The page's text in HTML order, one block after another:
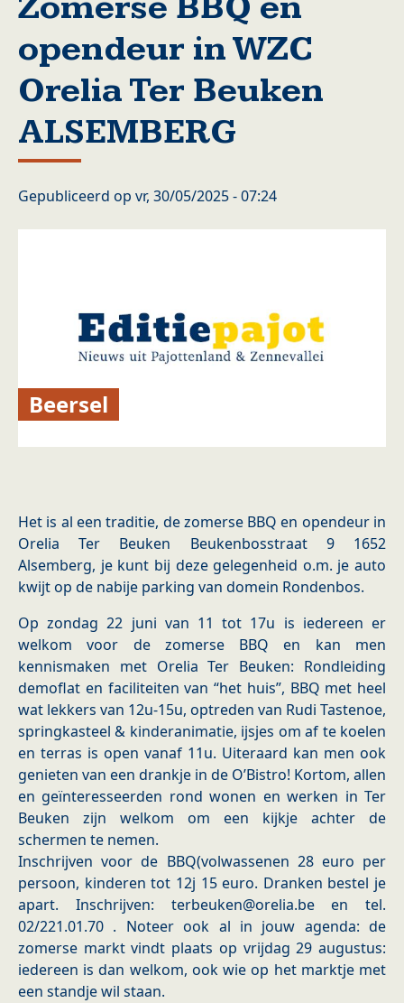
opendeur in WZC
Orelia Ter Beuken
ALSEMBERG
Gepubliceerd op vr, 30/05/2025 - 07:24
Beersel
Het is al een traditie, de zomerse BBQ en opendeur in
Orelia Ter Beuken Beukenbosstraat 9 1652
Alsemberg, je kunt bij deze gelegenheid o.m. je auto
kwijt op de nabije parking van domein Rondenbos.
Op zondag 22 juni van 11 tot 17u is iedereen er
welkom voor de zomerse BBQ en kan men
kennismaken met Orelia Ter Beuken: Rondleiding
demoflat en faciliteiten van “het huis”, BBQ met heel
wat lekkers van 12u-15u, optreden van Rudi Tastenoe,
springkasteel & kinderanimatie, ijsjes om af te koelen
en terras is open vanaf 11u. Uiteraard kan men ook
genieten van een drankje in de O’Bistro! Kortom, allen
en geïnteresseerden rond wonen en werken in Ter
Beuken zijn welkom om een kijkje achter de
schermen te nemen.
Inschrijven voor de BBQ(volwassenen 28 euro per
persoon, kinderen tot 12j 15 euro. Dranken bestel je
apart. Inschrijven: terbeuken@orelia.be en tel.
02/221.01.70 . Noteer ook al in jouw agenda: de
zomerse markt vindt plaats op vrijdag 29 augustus:
iedereen is dan welkom, ook wie op het marktje met
een standje wil staan.